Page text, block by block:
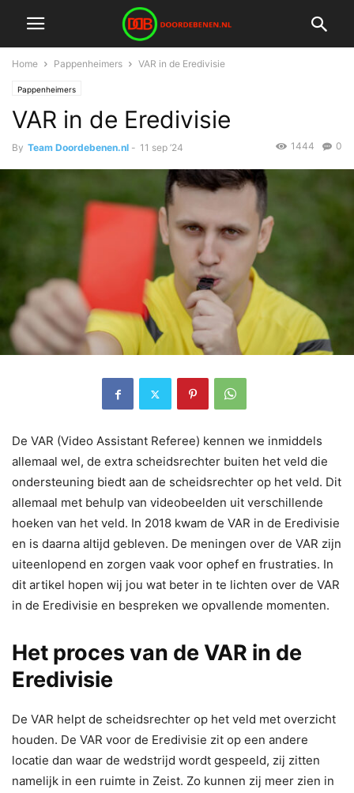
Home Pappenheimers VAR in de Eredivisie
Pappenheimers
VAR in de Eredivisie
By Team Doordebenen.nl - 11 sep ’24 0
1444
De VAR (Video Assistant Referee) kennen we inmiddels
allemaal wel, de extra scheidsrechter buiten het veld die
ondersteuning biedt aan de scheidsrechter op het veld. Dit
allemaal met behulp van videobeelden uit verschillende
hoeken van het veld. In 2018 kwam de VAR in de Eredivisie
en is daarna altijd gebleven. De meningen over de VAR zijn
uiteenlopend en zorgen vaak voor ophef en frustraties. In
dit artikel hopen wij jou wat beter in te lichten over de VAR
in de Eredivisie en bespreken we opvallende momenten.
Het proces van de VAR in de
Eredivisie
De VAR helpt de scheidsrechter op het veld met overzicht
houden. De VAR voor de Eredivisie zit op een andere
locatie dan waar de wedstrijd wordt gespeeld, zij zitten
namelijk in een ruimte in Zeist. Zo kunnen zij meer zien in